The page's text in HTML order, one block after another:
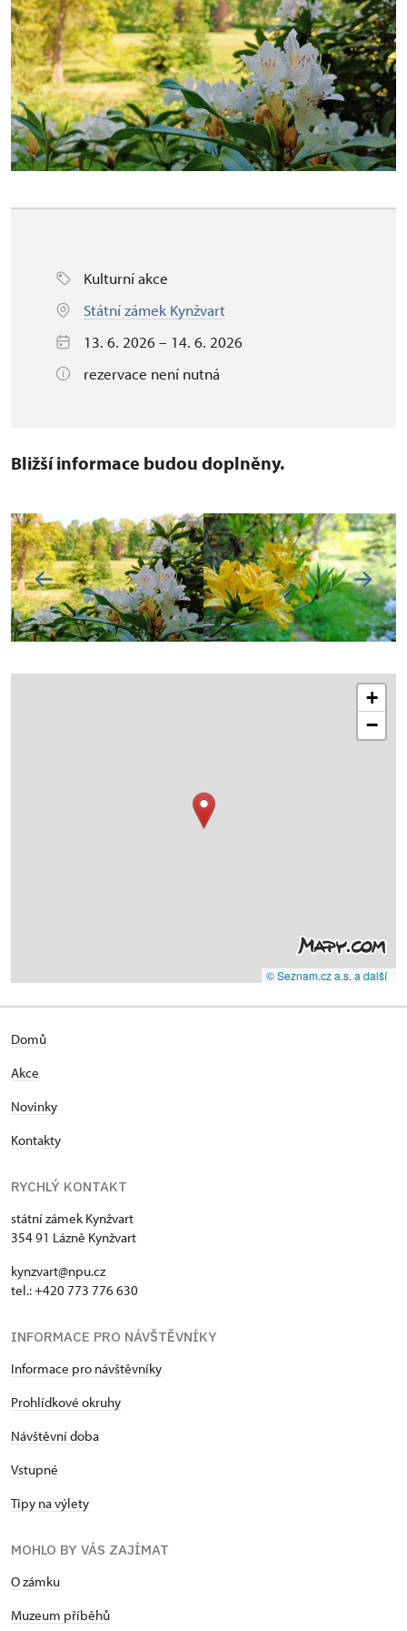
Kulturní akce
Státní zámek Kynžvart
13. 6. 2026 – 14. 6. 2026
rezervace není nutná
Bližší informace budou doplněny.
+
−
© Seznam.cz a.s. a další
Domů
Akce
Novinky
Kontakty
RYCHLÝ KONTAKT
státní zámek Kynžvart
354 91 Lázně Kynžvart
kynzvart@npu.cz
tel.: +420 773 776 630
INFORMACE PRO NÁVŠTĚVNÍKY
Informace pro návštěvníky
Prohlídkové okruhy
Návštěvní doba
Vstupné
Tipy na výlety
MOHLO BY VÁS ZAJÍMAT
O zámku
Muzeum příběhů